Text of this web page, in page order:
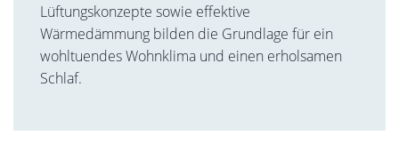
Lüftungskonzepte sowie effektive
Wärmedämmung bilden die Grundlage für ein
wohltuendes Wohnklima und einen erholsamen
Schlaf.